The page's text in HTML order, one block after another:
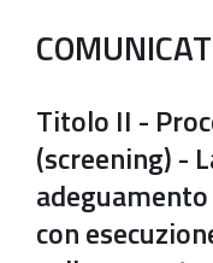
Titolo II -
(screening) -
con